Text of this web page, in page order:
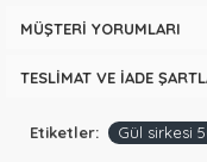
MÜŞTERI YORUMLARI
TESLIMAT VE İADE
Etiketler: Gül sirkesi